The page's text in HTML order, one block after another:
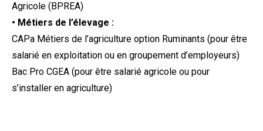
Agricole (BPREA)
• Métiers de l’élevage :
CAPa Métiers de l’agriculture option Ruminants (pour être
salarié en exploitation ou en groupement d’employeurs)
Bac Pro CGEA (pour être salarié agricole ou pour
s’installer en agriculture)